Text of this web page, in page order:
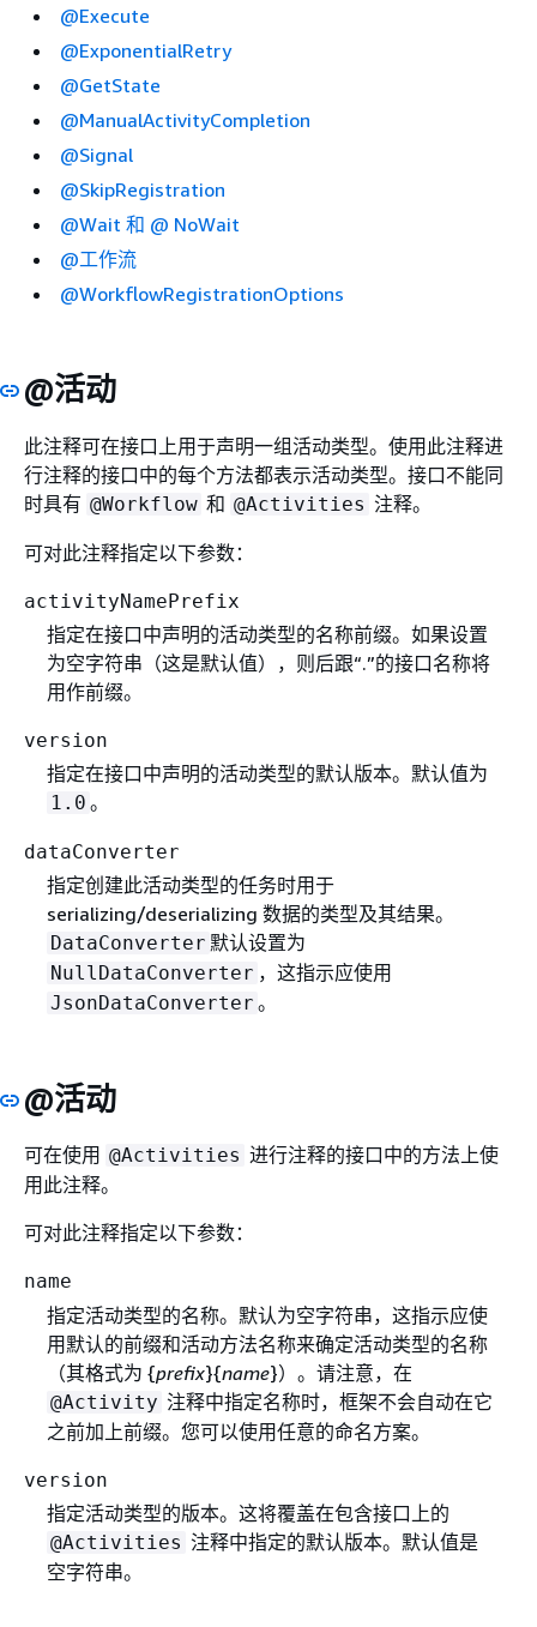
@Execute
@ExponentialRetry
@GetState
@ManualActivityCompletion
@Signal
@SkipRegistration
@Wait 和 @ NoWait
@工作流
@WorkflowRegistrationOptions
@活动
此注释可在接口上用于声明一组活动类型。使用此注释进
行注释的接口中的每个方法都表示活动类型。接口不能同
时具有 @Workflow 和 @Activities 注释。
可对此注释指定以下参数：
activityNamePrefix
指定在接口中声明的活动类型的名称前缀。如果设置
为空字符串（这是默认值），则后跟“.”的接口名称将
用作前缀。
version
指定在接口中声明的活动类型的默认版本。默认值为
1.0 。
dataConverter
指定创建此活动类型的任务时用于
serializing/deserializing 数据的类型及其结果。
DataConverter 默认设置为
NullDataConverter ，这指示应使用
JsonDataConverter 。
@活动
可在使用 @Activities 进行注释的接口中的方法上使
用此注释。
可对此注释指定以下参数：
name
指定活动类型的名称。默认为空字符串，这指示应使
用默认的前缀和活动方法名称来确定活动类型的名称
（其格式为 {prefix}{name}）。请注意，在
@Activity 注释中指定名称时，框架不会自动在它
之前加上前缀。您可以使用任意的命名方案。
version
指定活动类型的版本。这将覆盖在包含接口上的
@Activities 注释中指定的默认版本。默认值是
空字符串。